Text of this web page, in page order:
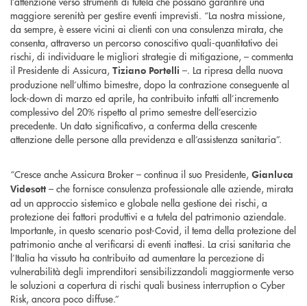
maggiore serenità per gestire eventi imprevisti. “La nostra missione,
da sempre, è essere vicini ai clienti con una consulenza mirata, che
consenta, attraverso un percorso conoscitivo quali-quantitativo dei
rischi, di individuare le migliori strategie di mitigazione, – commenta
il Presidente di Assicura, Tiziano Portelli –. La ripresa della nuova
produzione nell’ultimo bimestre, dopo la contrazione conseguente al
lock-down di marzo ed aprile, ha contribuito infatti all’incremento
complessivo del 20% rispetto al primo semestre dell’esercizio
precedente. Un dato significativo, a conferma della crescente
attenzione delle persone alla previdenza e all’assistenza sanitaria”.
“Cresce anche Assicura Broker – continua il suo Presidente, Gianluca
Videsott – che fornisce consulenza professionale alle aziende, mirata
ad un approccio sistemico e globale nella gestione dei rischi, a
protezione dei fattori produttivi e a tutela del patrimonio aziendale.
Importante, in questo scenario post-Covid, il tema della protezione del
patrimonio anche al verificarsi di eventi inattesi. La crisi sanitaria che
l’Italia ha vissuto ha contribuito ad aumentare la percezione di
vulnerabilità degli imprenditori sensibilizzandoli maggiormente verso
le soluzioni a copertura di rischi quali business interruption o Cyber
Risk, ancora poco diffuse.”